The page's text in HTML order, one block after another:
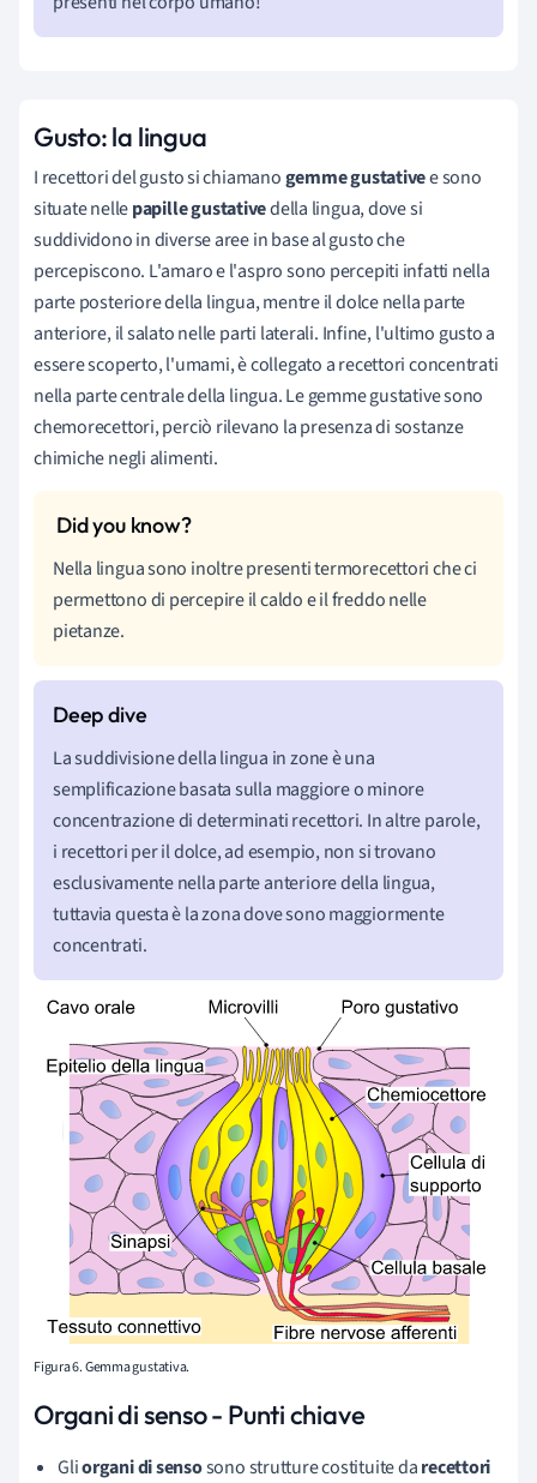
Gusto: la lingua
I recettori del gusto si chiamanogemme gustativee sono
situate nellepapille gustativedella lingua, dove si
suddividono in diverse aree in base al gusto che
percepiscono. L'amaro e l'aspro sono percepiti infatti nella
parte posteriore della lingua, mentre il dolce nella parte
anteriore, il salato nelle parti laterali. Infine, l'ultimo gusto a
essere scoperto, l'umami, è collegato a recettori concentrati
nella parte centrale della lingua. Le gemme gustative sono
chemorecettori, perciò rilevano la presenza di sostanze
chimiche negli alimenti.
Nella lingua sono inoltre presenti termorecettori che ci
permettono di percepire il caldo e il freddo nelle
pietanze.
La suddivisione della lingua in zone è una
semplificazione basata sulla maggiore o minore
concentrazione di determinati recettori. In altre parole,
i recettori per il dolce, ad esempio, non si trovano
esclusivamente nella parte anteriore della lingua,
tuttavia questa è la zona dove sono maggiormente
concentrati.
Figura 6. Gemma gustativa.
Organi di senso - Punti chiave
Gliorgani di sensosono strutture costituite darecettori